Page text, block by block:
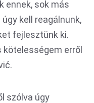
ennek, sok más
kell reagálnunk,
fejlesztünk ki.
kötelességem erről
szólva úgy